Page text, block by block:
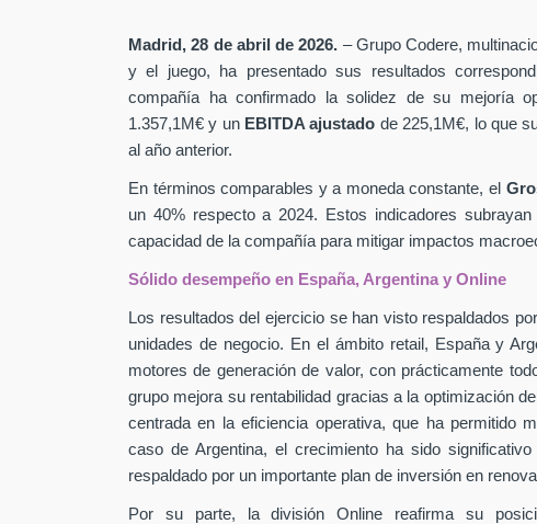
Madrid, 28 de abril de 2026. – Grupo Codere,
y el juego, ha presentado sus resultados
compañía ha confirmado la solidez de su mejoría
1.357,1M€ y un EBITDA ajustado de 225,1M€, lo que
al año anterior.
En términos comparables y a moneda constante, el
un 40% respecto a 2024. Estos indicadores
capacidad de la compañía para mitigar impactos
Sólido desempeño en España, Argentina y Online
Los resultados del ejercicio se han visto respaldados
unidades de negocio. En el ámbito retail, España y
motores de generación de valor, con prácticamente
grupo mejora su rentabilidad gracias a la optimización
centrada en la eficiencia operativa, que ha permitido
caso de Argentina, el crecimiento ha sido
respaldado por un importante plan de inversión en
Por su parte, la división Online reafirma su